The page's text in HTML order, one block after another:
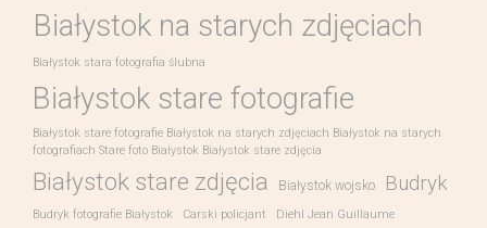
Białystok na starych zdjęciach
Białystok stara fotografia ślubna
Białystok stare fotografie
Białystok stare fotografie Białystok na starych zdjęciach Białystok na starych
fotografiach Stare foto Białystok Białystok stare zdjęcia
Białystok stare zdjęcia Białystok wojsko Budryk
Budryk fotografie Białystok Carski policjant Diehl Jean Guillaume